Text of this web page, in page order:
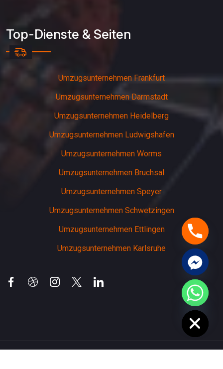
Top-Dienste & Seiten
Umzugsunternehmen Frankfurt
Umzugsunternehmen Darmstadt
Umzugsunternehmen Heidelberg
Umzugsunternehmen Ludwigshafen
Umzugsunternehmen Worms
Umzugsunternehmen Bruchsal
Umzugsunternehmen Speyer
Umzugsunternehmen Schwetzingen
Umzugsunternehmen Ettlingen
Umzugsunternehmen Karlsruhe
Hide
chaty